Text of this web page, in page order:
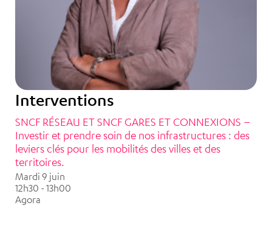
Interventions
SNCF RÉSEAU ET SNCF GARES ET CONNEXIONS –
Investir et prendre soin de nos infrastructures : des
leviers clés pour les mobilités des villes et des
territoires.
Mardi 9 juin
12h30 - 13h00
Agora